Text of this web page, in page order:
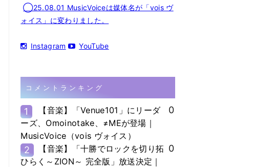
◯25.08.01 MusicVoiceは媒体名が「vois ヴ
ォイス」に変わりました。
Instagram YouTube
コメントランキング
1
【音楽】「Venue101」にリーダ
ーズ、Omoinotake、≠MEが登場｜
MusicVoice（vois ヴォイス）
0
2
【音楽】「十勝でロックを切り拓
ひらく～ZION～ 完全版」放送決定｜
0